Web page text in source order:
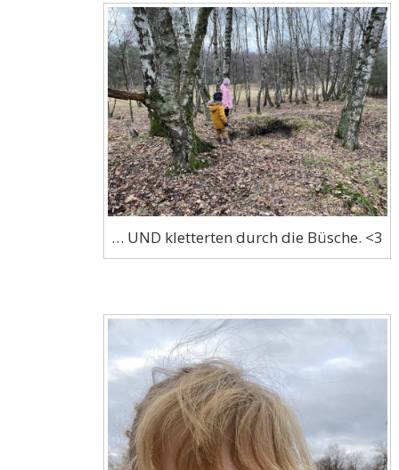
… UND kletterten durch die Büsche. <3